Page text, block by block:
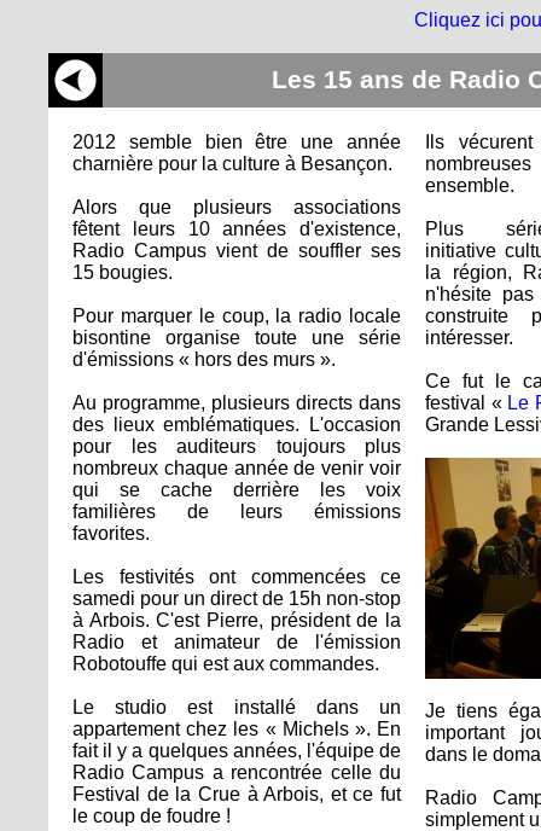
Cliquez ici
Les 15 ans de Radio
2012 semble bien être une année
charnière pour la culture à Besançon.
Alors que plusieurs associations
fêtent leurs 10 années d'existence,
Radio Campus vient de souffler ses
15 bougies.
Pour marquer le coup, la radio locale
bisontine organise toute une série
d'émissions « hors des murs ».
Au programme, plusieurs directs dans
des lieux emblématiques. L'occasion
pour les auditeurs toujours plus
nombreux chaque année de venir voir
qui se cache derrière les voix
familières de leurs émissions
favorites.
Les festivités ont commencées ce
samedi pour un direct de 15h non-stop
à Arbois. C'est Pierre, président de la
Radio et animateur de l'émission
Robotouffe qui est aux commandes.
Le studio est installé dans un
appartement chez les « Michels ». En
fait il y a quelques années, l'équipe de
Radio Campus a rencontrée celle du
Festival de la Crue à Arbois, et ce fut
le coup de foudre !
Ils
ensemble.
Plus
initiative
la région,
n'hésite
construite
intéresser.
Ce fut le
festival « Le
Grande
Je tiens
important
dans le
Radio
simplement